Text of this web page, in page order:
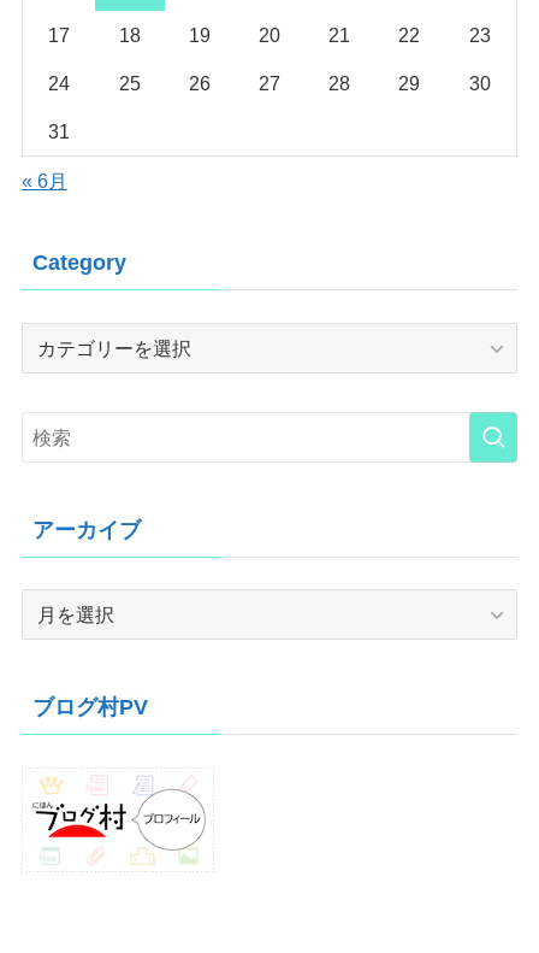
17 18 19 20 21 22 23
24 25 26 27 28 29 30
31
« 6月
Category
Category
アーカイブ
ブ
ブログ村PV